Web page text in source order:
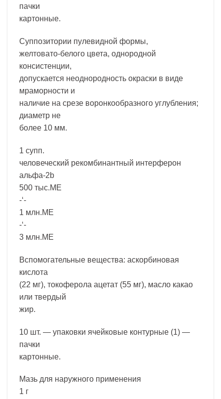
пачки
картонные.
Суппозитории пулевидной формы,
желтовато-белого цвета, однородной
консистенции,
допускается неоднородность окраски в виде
мраморности и
наличие на срезе воронкообразного углубления;
диаметр не
более 10 мм.
1 супп.
человеческий рекомбинантный интерферон
альфа-2b
500 тыс.МЕ
-‘-
1 млн.МЕ
-‘-
3 млн.МЕ
Вспомогательные вещества: аскорбиновая
кислота
(22 мг), токоферола ацетат (55 мг), масло какао
или твердый
жир.
10 шт. — упаковки ячейковые контурные (1) —
пачки
картонные.
Мазь для наружного применения
1 г